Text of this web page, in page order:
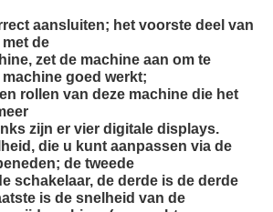
aansluiten; het voorste deel van
de
zet de machine aan om te
goed werkt;
rollen van deze machine die het
zijn er vier digitale displays.
die u kunt aanpassen via de
de tweede
schakelaar, de derde is de derde
is de snelheid van de